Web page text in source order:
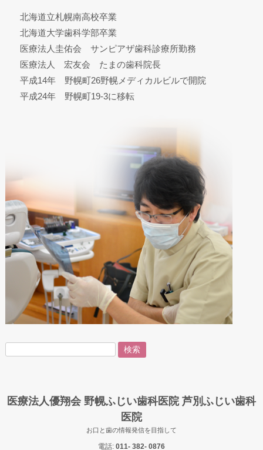
北海道立札幌南高校卒業
北海道大学歯科学部卒業
医療法人圭佑会 サンピアザ歯科診療所勤務
医療法人 宏友会 たまの歯科院長
平成14年 野幌町26野幌メディカルビルで開院
平成24年 野幌町19-3に移転
索:
医療法人優翔会 野幌ふじい歯科医院 芦別ふじい歯科
医院
お口と歯の情報発信を目指して
電話: 011- 382- 0876